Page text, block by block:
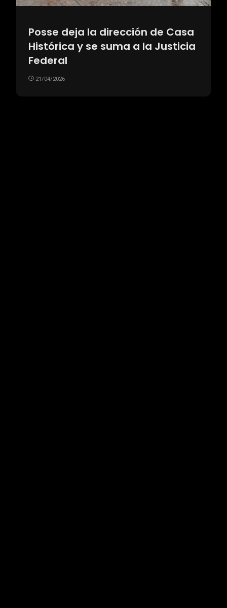
Posse deja la dirección de Casa
Histórica y se suma a la Justicia
Federal
21/04/2026